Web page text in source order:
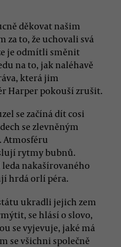
děkovat našim
to, že uchovali svá
je odmítli směnit
na to, jak naléhavě
která jim
Harper pokouší zrušit.
se začíná dít cosi
se zlevněným
Atmosféru
rytmy bubnů.
nakašírovaného
hrdá orlí péra.
ukradli jejich zem
se hlásí o slovo,
se vyjevuje, jaké má
se všichni společně